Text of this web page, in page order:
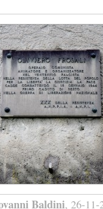
Baldini, 26-11-